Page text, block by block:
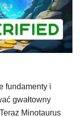
fundamenty i
gwałtowny
Minotaurus